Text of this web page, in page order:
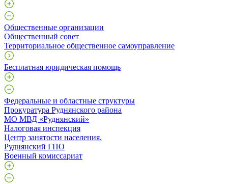
Общественные организации
Общественный совет
Территориальное общественное самоуправление
Бесплатная юридическая помощь
Федеральные и областные структуры
Прокуратура Руднянского района
МО МВД «Руднянский»
Налоговая инспекция
Центр занятости населения.
Руднянский ГПО
Военный комиссариат